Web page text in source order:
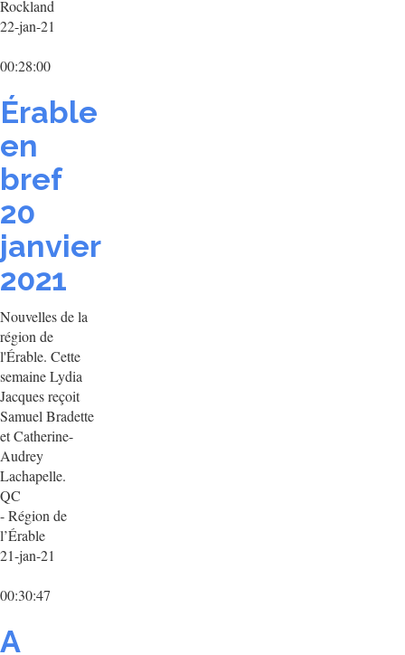
Rockland
22-jan-21
00:28:00
Érable
en
bref
20
janvier
2021
Nouvelles de la
région de
l'Érable. Cette
semaine Lydia
Jacques reçoit
Samuel Bradette
et Catherine-
Audrey
Lachapelle.
QC
- Région de
l’Érable
21-jan-21
00:30:47
A